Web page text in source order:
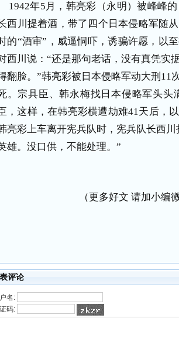
1942年5 月，韩亮彩（永明）被峰峰
西川提着酒，带了四个日本侵略军随
的“酒审”，威逼恫吓，诱骗许愿，以
西川说：“还是那句老话，没有真凭实
翻脸。”韩亮彩被日本侵略军动大刑 11
。宗具臣、韩永梅找日本侵略军头
，这样，在韩亮彩横遭劫难41天后，
亮彩上车离开宪兵队时，宪兵队长西
雄。没口供，不能处理。”
（更多好文 请加小编
评论
名:
码: